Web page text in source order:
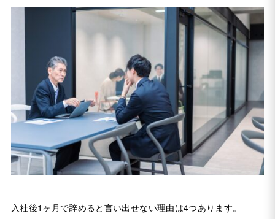
入社後1ヶ月で辞めると言い出せない理由は4つあります。